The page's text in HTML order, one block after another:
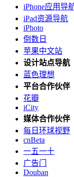
iPhone应用导
iPad资源导航
iPhoto
倒数日
苹果中文站
设计站点导航
蓝色理想
平台合作伙伴
花瓣
iCity
媒体合作伙伴
每日环球视野
cnBeta
一五一十
广告门
Douban